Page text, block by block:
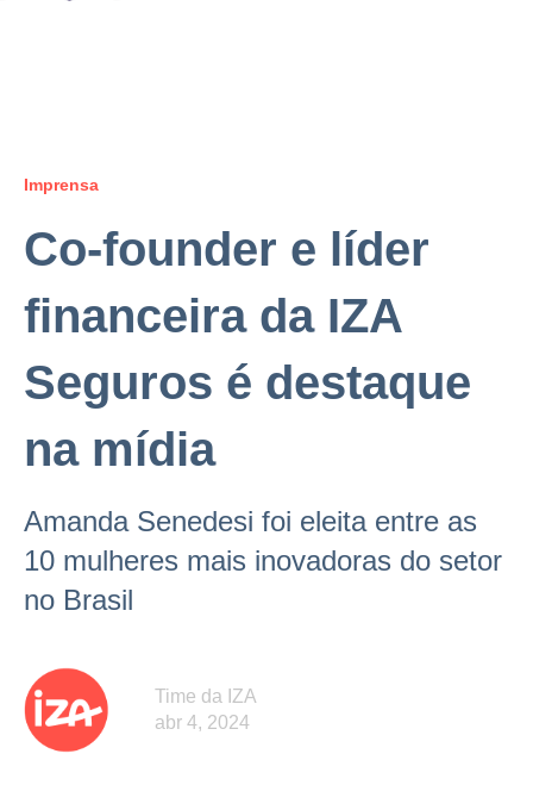
Imprensa
Co-founder e líder
financeira da IZA
Seguros é destaque
na mídia
Amanda Senedesi foi eleita entre as
10 mulheres mais inovadoras do setor
no Brasil
Time da IZA
abr 4, 2024